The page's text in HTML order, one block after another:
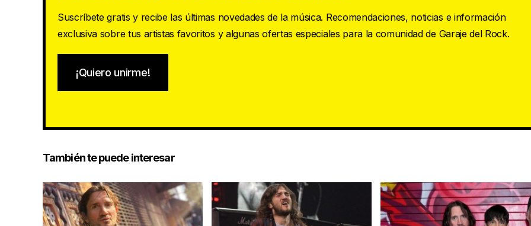
Suscríbete gratis y recibe las últimas novedades de la música. Recomendaciones, noticias e información
exclusiva sobre tus artistas favoritos y algunas ofertas especiales para la comunidad de Garaje del Rock.
¡Quiero unirme!
También te puede interesar